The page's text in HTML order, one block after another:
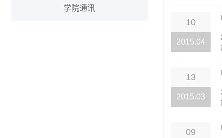
学院通讯
10
2015.04
13
2015.03
09